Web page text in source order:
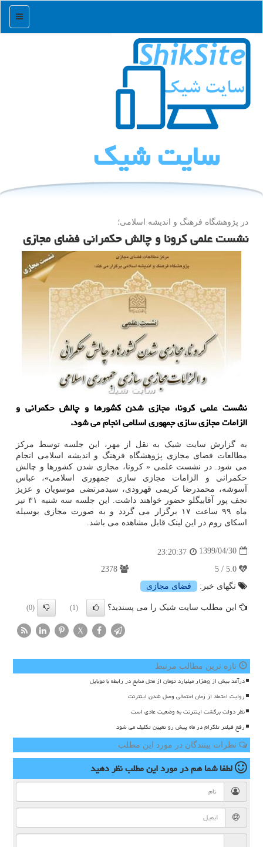
منو
سایت شیك
در پژوهشگاه فرهنگ و اندیشه اسلامی؛
نشست علمی كرونا و چالش حكمرانی فضای مجازی
نشست علمی كرونا، مجازی شدن كشورها و چالش حكمرانی و
الزامات مجازی سازی جمهوری اسلامی انجام می شود.
به گزارش سایت شیک به نقل از مهر، این جلسه توسط مرکز
مطالعات فضای مجازی پژوهشگاه فرهنگ و اندیشه اسلامی انجام
می شود. در نشست علمی « کرونا، مجازی شدن کشورها و چالش
حکمرانی و الزامات مجازی سازی جمهوری اسلامی»، عباس
آسوشه، محمدرضا کریمی قهرودی، سیدمرتضی موسویان و عزیز
نجف پور آقابیگلو حضور خواهند داشت. این جلسه سه شنبه ۳۱ تیر
ماه ۹۹ ساعت ۱۷ برگزار می گردد و به صورت مجازی بوسیله
اسکای روم در این لینک قابل مشاهده می باشد.
1399/04/30
23:20:37
تگهای خبر:
فضای مجازی
این مطلب سایت شیک را می پسندید؟ (1)
(0)
X
تازه ترین مطالب مرتبط
درآمد بیش از ۵هزار میلیارد تومان از محل منابع در رابطه با موبایل
روایت اعتماد از زمان احتمالی وصل شدن اینترنت
نظر دولت برگشت اینترنت به وضعیت عادی است
رفع فیلتر تلگرام در ماه پیش رو تعیین تکلیف می شود
نظرات بینندگان در مورد این مطلب
لطفا شما همدر مورد این مطلبنظر دهید